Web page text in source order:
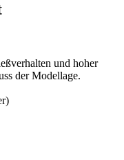
und hoher
der Modellage.